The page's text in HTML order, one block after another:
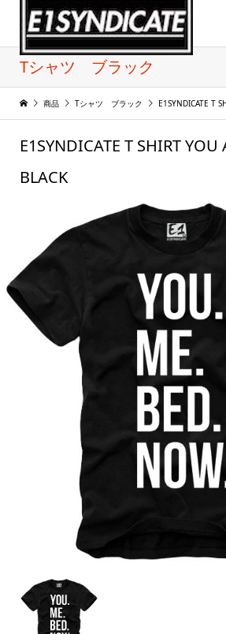
Tシャツ ブラック
商品 Tシャツ ブラック E1SYNDICATE T
E1SYNDICATE T SHIRT YOU
BLACK